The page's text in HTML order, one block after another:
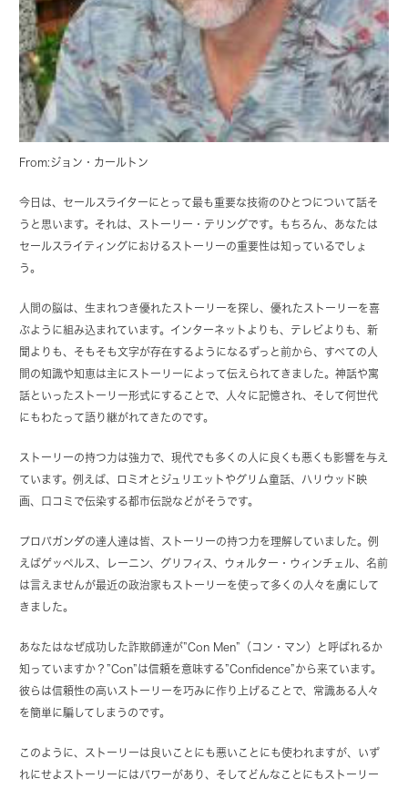
From:ジョン・カールトン
今日は、セールスライターにとって最も重要な技術のひとつについて話そ
うと思います。それは、ストーリー・テリングです。もちろん、あなたは
セールスライティングにおけるストーリーの重要性は知っているでしょ
う。
人間の脳は、生まれつき優れたストーリーを探し、優れたストーリーを喜
ぶように組み込まれています。インターネットよりも、テレビよりも、新
聞よりも、そもそも文字が存在するようになるずっと前から、すべての人
間の知識や知恵は主にストーリーによって伝えられてきました。神話や寓
話といったストーリー形式にすることで、人々に記憶され、そして何世代
にもわたって語り継がれてきたのです。
ストーリーの持つ力は強力で、現代でも多くの人に良くも悪くも影響を与え
ています。例えば、ロミオとジュリエットやグリム童話、ハリウッド映
画、口コミで伝染する都市伝説などがそうです。
プロパガンダの達人達は皆、ストーリーの持つ力を理解していました。例
えばゲッペルス、レーニン、グリフィス、ウォルター・ウィンチェル、名前
は言えませんが最近の政治家もストーリーを使って多くの人々を虜にして
きました。
あなたはなぜ成功した詐欺師達が”Con Men”（コン・マン）と呼ばれるか
知っていますか？”Con”は信頼を意味する”Confidence”から来ています。
彼らは信頼性の高いストーリーを巧みに作り上げることで、常識ある人々
を簡単に騙してしまうのです。
このように、ストーリーは良いことにも悪いことにも使われますが、いず
れにせよストーリーにはパワーがあり、そしてどんなことにもストーリー